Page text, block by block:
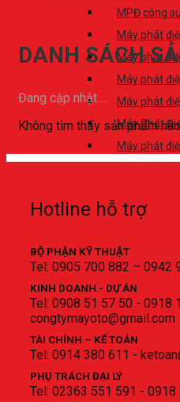
MPĐ công
Máy phát
Máy phát
Máy phát
Máy phát
Máy Phát
Máy phát
Máy Phát
Bảo trì bảo dưỡng
Cho thuê máy phát
Dịch vụ sửa chữa.
Lắp đặt máy phát
Mua máy phát điện
Cung cấp phụ tùng-
Cho thuê và thử tải
Tiêu âm phòng
Tư vấn mua máy.
Máy phát điện cho
Chính sách bảo hành
DANH SÁCH
Đang cập nhật …
Không tìm thấy sản phẩm
Hotline hỗ trợ
BỘ PHẬN KỸ THUẬT
Tel: 0905 700 882 – 0942
KINH DOANH - DỰ ÁN
Tel: 0908 51 57 50 - 0918
congtymayoto@gmail.com
TÀI CHÍNH – KẾ TOÁN
Tel: 0914 380 611 -
PHỤ TRÁCH ĐẠI LÝ
Tel: 02363 551 591 -